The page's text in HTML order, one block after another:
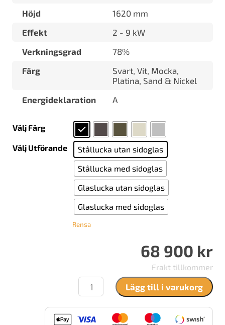
Höjd
1620 mm
Effekt
2 - 9 kW
Verkningsgrad
78%
Färg
Svart, Vit, Mocka,
Platina, Sand & Nickel
Energideklaration
A
Välj Färg
Välj Utförande
Stållucka utan sidoglas
Stållucka med sidoglas
Glaslucka utan sidoglas
Glaslucka med sidoglas
Rensa
68 900 kr
Frakt tillkommer
Rais
Viva
L
Gas
Lägg till i varukorg